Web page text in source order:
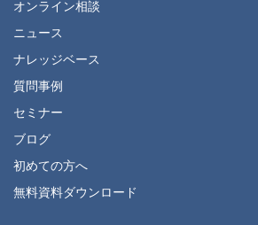
オンライン相談
ニュース
ナレッジベース
質問事例
セミナー
ブログ
初めての方へ
無料資料ダウンロード